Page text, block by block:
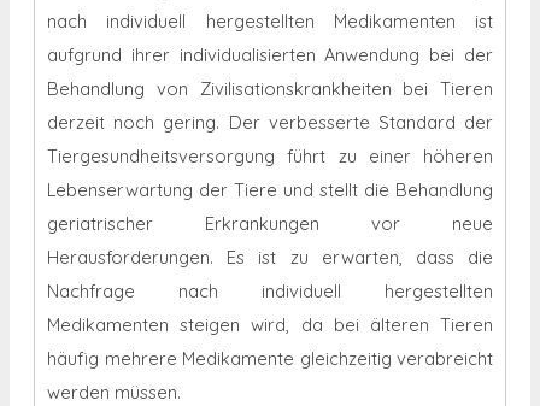
nach individuell hergestellten Medikamenten ist
aufgrund ihrer individualisierten Anwendung bei der
Behandlung von Zivilisationskrankheiten bei Tieren
derzeit noch gering. Der verbesserte Standard der
Tiergesundheitsversorgung führt zu einer höheren
Lebenserwartung der Tiere und stellt die Behandlung
geriatrischer Erkrankungen vor neue
Herausforderungen. Es ist zu erwarten, dass die
Nachfrage nach individuell hergestellten
Medikamenten steigen wird, da bei älteren Tieren
häufig mehrere Medikamente gleichzeitig verabreicht
werden müssen.